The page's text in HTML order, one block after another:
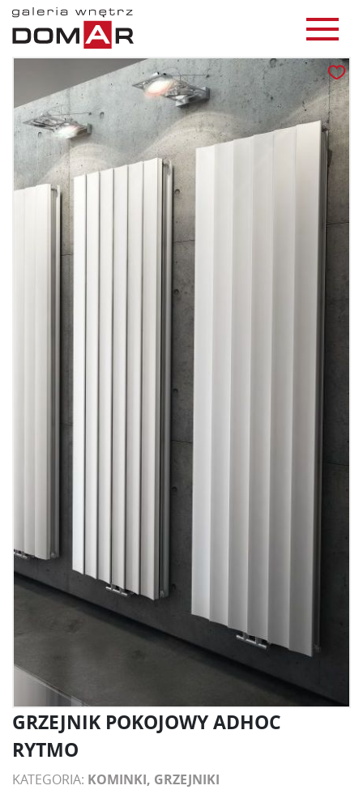
GRZEJNIK POKOJOWY ADHOC
RYTMO
KATEGORIA: KOMINKI, GRZEJNIKI